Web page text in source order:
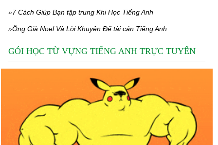
»7 Cách Giúp Bạn tập trung Khi Học Tiếng Anh
»Ông Già Noel Và Lời Khuyên Để tài cán Tiếng Anh
GÓI HỌC TỪ VỰNG TIẾNG ANH TRỰC TUYẾN